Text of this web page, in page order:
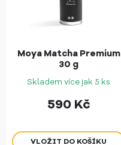
Moya Matcha Premium
30 g
Skladem více jak 5 ks
590 Kč